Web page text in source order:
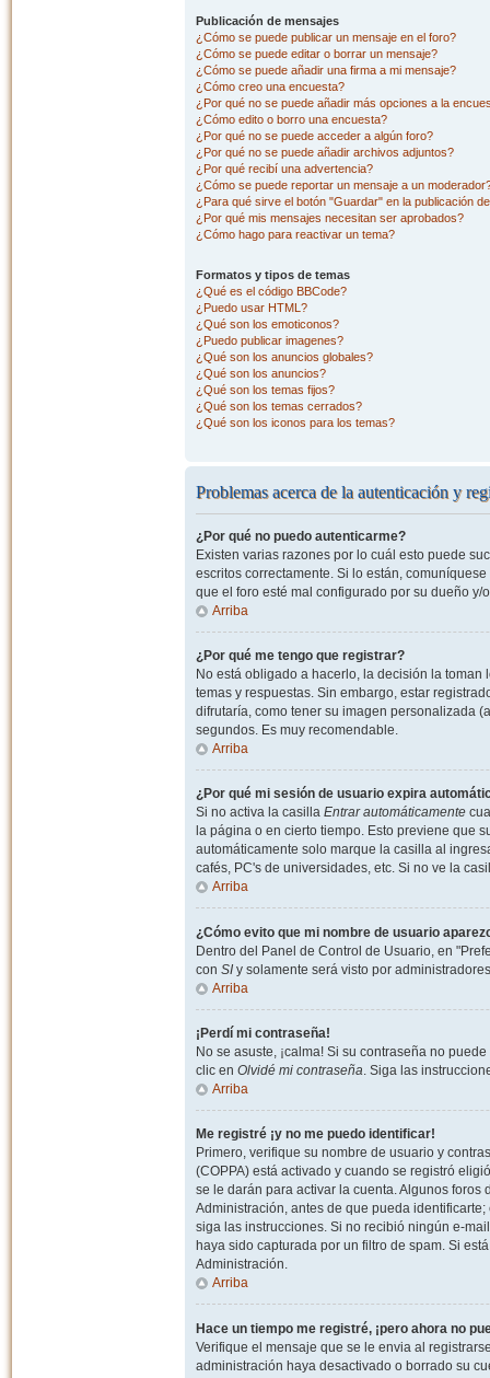
Publicación de mensajes
¿Cómo se puede publicar un mensaje en el foro?
¿Cómo se puede editar o borrar un mensaje?
¿Cómo se puede añadir una firma a mi mensaje?
¿Cómo creo una encuesta?
¿Por qué no se puede añadir más opciones a la
¿Cómo edito o borro una encuesta?
¿Por qué no se puede acceder a algún foro?
¿Por qué no se puede añadir archivos adjuntos?
¿Por qué recibí una advertencia?
¿Cómo se puede reportar un mensaje a un
¿Para qué sirve el botón "Guardar" en la publicación
¿Por qué mis mensajes necesitan ser aprobados?
¿Cómo hago para reactivar un tema?
Formatos y tipos de temas
¿Qué es el código BBCode?
¿Puedo usar HTML?
¿Qué son los emoticonos?
¿Puedo publicar imagenes?
¿Qué son los anuncios globales?
¿Qué son los anuncios?
¿Qué son los temas fijos?
¿Qué son los temas cerrados?
¿Qué son los iconos para los temas?
Problemas acerca de la autenticación y
¿Por qué no puedo autenticarme?
Existen varias razones por lo cuál esto puede
escritos correctamente. Si lo están,
que el foro esté mal configurado por su dueño
Arriba
¿Por qué me tengo que registrar?
No está obligado a hacerlo, la decisión la
temas y respuestas. Sin embargo, estar
difrutaría, como tener su imagen personalizada
segundos. Es muy recomendable.
Arriba
¿Por qué mi sesión de usuario expira
Si no activa la casilla Entrar automáticamente
la página o en cierto tiempo. Esto previene que
automáticamente solo marque la casilla al
cafés, PC's de universidades, etc. Si no ve la
Arriba
¿Cómo evito que mi nombre de usuario
Dentro del Panel de Control de Usuario, en
con SIy solamente será visto por
Arriba
¡Perdí mi contraseña!
No se asuste, ¡calma! Si su contraseña no
clic en Olvidé mi contraseña. Siga las
Arriba
Me registré ¡y no me puedo identificar!
Primero, verifique su nombre de usuario y
(COPPA) está activado y cuando se registró
se le darán para activar la cuenta. Algunos
Administración, antes de que pueda
siga las instrucciones. Si no recibió ningún e-
haya sido capturada por un filtro de spam. Si
Administración.
Arriba
Hace un tiempo me registré, ¡pero ahora no
Verifique el mensaje que se le envia al
administración haya desactivado o borrado su